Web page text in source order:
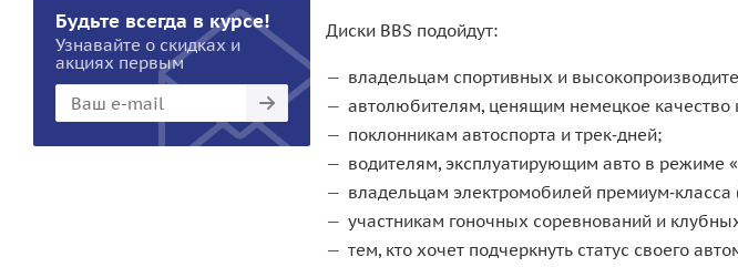
Диски BBS подойдут:
владельцам спортивных и
автолюбителям, ценящим немецкое
поклонникам автоспорта и трек‑дней;
водителям, эксплуатирующим авто в режиме
владельцам электромобилей премиум‑класса
участникам гоночных соревнований и
тем, кто хочет подчеркнуть статус своего
Будьте всегда в курсе!
Узнавайте о скидках и
акциях первым